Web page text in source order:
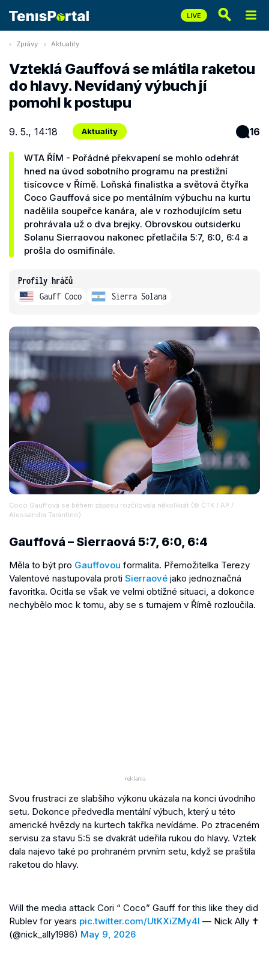
Zprávy Aktuality
Vzteklá Gauffová se mlátila raketou
do hlavy. Nevídaný výbuch jí
pomohl k postupu
9. 5., 14:18 Aktuality 16
WTA ŘÍM - Pořádné překvapení se mohlo odehrát
hned na úvod sobotního programu na prestižní
tisícovce v Římě. Loňská finalistka a světová čtyřka
Coco Gauffová sice po mentálním výbuchu na kurtu
nadělila soupeřce kanára, ale v rozhodujícím setu
prohrávala už o dva brejky. Obrovskou outsiderku
Solanu Sierraovou nakonec přetlačila 5:7, 6:0, 6:4 a
prošla do osmifinále.
Profily hráčů
Gauff Coco
Sierra Solana
Coco Gauffová se během zápasu rozčilovala několikrát (© ČTK / AP /
Alessandra Tarantino)
Gauffová – Sierraová 5:7, 6:0, 6:4
Měla to být pro Gauffovou formalita. Přemožitelka Terezy
Valentové nastupovala proti Sierraové jako jednoznačná
favoritka. Ocitla se však ve velmi obtížné situaci, a dokonce
nechybělo moc k tomu, aby se s turnajem v Římě rozloučila.
Svou frustraci ze slabšího výkonu ukázala na konci úvodního
setu. Dokonce předvedla mentální výbuch, který u této
americké hvězdy na kurtech takřka nevídáme. Po ztraceném
servisu za stavu 5:5 se dvakrát udeřila rukou do hlavy. Vztek
dala najevo také po prohraném prvním setu, když se praštila
raketou do hlavy.
Will the media attack Cori “ Coco” Gauff for this like they did
Rublev for years pic.twitter.com/UtKXiZMy4l — Nick Ally ✝️
(@nick_ally1986) May 9, 2026